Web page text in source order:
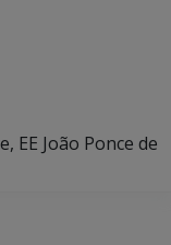
EE João Ponce de